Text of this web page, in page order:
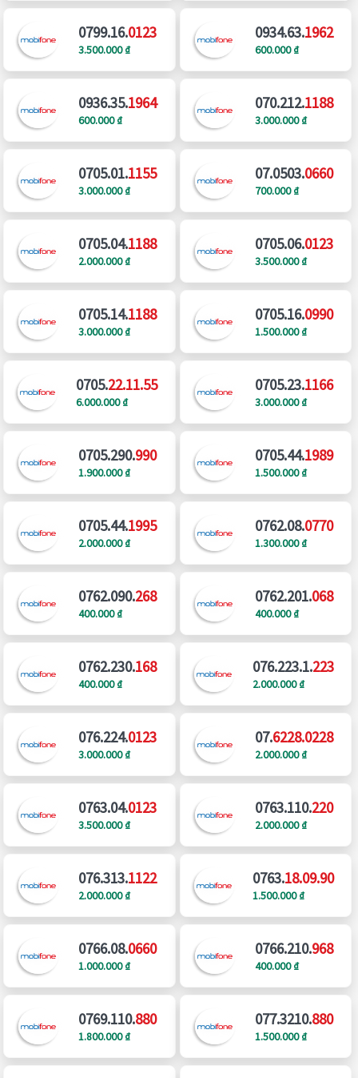
0799.16.0123
3.500.000 ₫
0934.63.1962
600.000 ₫
0936.35.1964
600.000 ₫
070.212.1188
3.000.000 ₫
0705.01.1155
3.000.000 ₫
07.0503.0660
700.000 ₫
0705.04.1188
2.000.000 ₫
0705.06.0123
3.500.000 ₫
0705.14.1188
3.000.000 ₫
0705.16.0990
1.500.000 ₫
0705.22.11.55
6.000.000 ₫
0705.23.1166
3.000.000 ₫
0705.290.990
1.900.000 ₫
0705.44.1989
1.500.000 ₫
0705.44.1995
2.000.000 ₫
0762.08.0770
1.300.000 ₫
0762.090.268
400.000 ₫
0762.201.068
400.000 ₫
0762.230.168
400.000 ₫
076.223.1.223
2.000.000 ₫
076.224.0123
3.000.000 ₫
07.6228.0228
2.000.000 ₫
0763.04.0123
3.500.000 ₫
0763.110.220
2.000.000 ₫
076.313.1122
2.000.000 ₫
0763.18.09.90
1.500.000 ₫
0766.08.0660
1.000.000 ₫
0766.210.968
400.000 ₫
0769.110.880
1.800.000 ₫
077.3210.880
1.500.000 ₫